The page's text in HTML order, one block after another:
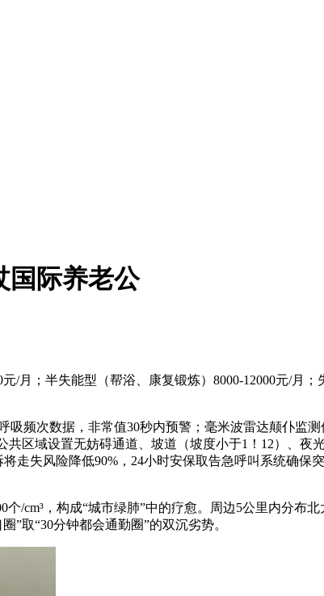
国际养老公
；半失能型（帮浴、康复锻炼）8000-12000元/月；
次数据，非常值30秒内预警；毫米波雷达颠仆监测
区域设置无妨碍通道、坡道（坡度小于1！12）、夜
走失风险降低90%，24小时安保取告急呼叫系统确保
cm³，构成“城市绿肺”中的疗愈。周边5公里内分布
”取“30分钟都会通勤圈”的双沉劣势。